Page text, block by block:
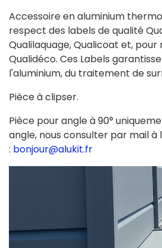
Accessoire en aluminium
respect des labels de qualité
Qualilaquage, Qualicoat et, pour
Qualidéco. Ces Labels
l'aluminium, du traitement de
Pièce à clipser.
Pièce pour angle à 90°
angle, nous consulter par mail à
: bonjour@alukit.fr